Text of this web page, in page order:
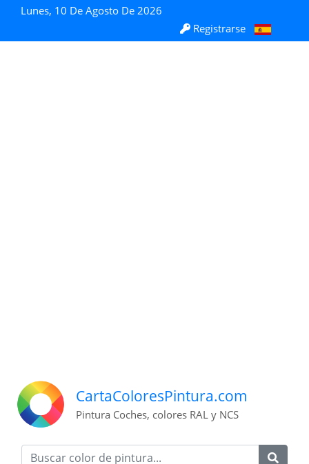
Lunes, 10 De Agosto De 2026
Registrarse
CartaColoresPintura.com
Pintura Coches, colores RAL y NCS